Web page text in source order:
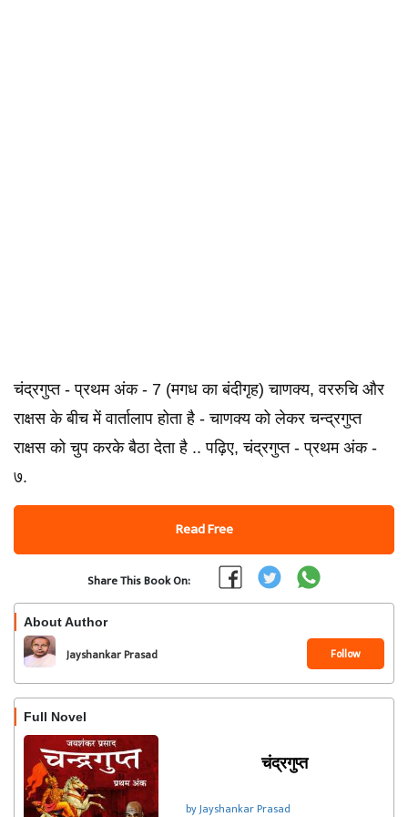
चंद्रगुप्त - प्रथम अंक - 7 (मगध का बंदीगृह) चाणक्य, वररुचि और
राक्षस के बीच में वार्तालाप होता है - चाणक्य को लेकर चन्द्रगुप्त
राक्षस को चुप करके बैठा देता है .. पढ़िए, चंद्रगुप्त - प्रथम अंक -
७.
Read Free
Share This Book On:
About Author
Jayshankar Prasad Follow
Full Novel
चंद्रगुप्त
by Jayshankar Prasad